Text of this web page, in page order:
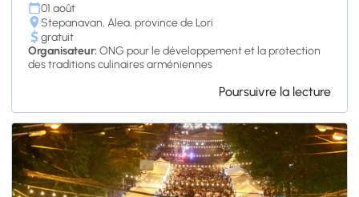
01 août
Stepanavan, Alea, province de Lori
gratuit
Organisateur:ONG pour le développement et la protection
des traditions culinaires arméniennes
Poursuivre la lecture